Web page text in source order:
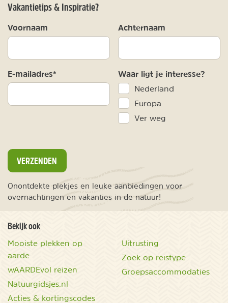
Vakantietips & Inspiratie?
Voornaam Achternaam
E-mailadres* Waar ligt je interesse?
Nederland
Europa
Ver weg
VERZENDEN
Onontdekte plekjes en leuke aanbiedingen voor
overnachtingen en vakanties in de natuur!
Bekijk ook
Mooiste plekken op
aarde
wAARDEvol reizen
Natuurgidsjes.nl
Acties & kortingscodes
Uitrusting
Zoek op reistype
Groepsaccommodaties